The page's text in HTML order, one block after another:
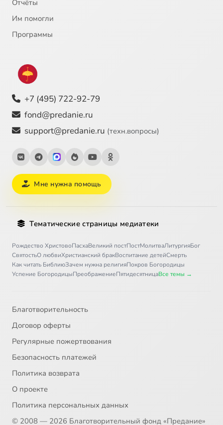
Отчёты
Им помогли
Программы
+7 (495) 722-92-79
fond@predanie.ru
support@predanie.ru (техн.вопросы)
Мне нужна помощь
Тематические страницы медиатеки
Рождество ХристовоПасхаВеликий постПостМолитваЛитургияБог
СвятостьО любвиХристианский бракВоспитание детейСмерть
Как читать БиблиюЗачем нужна религияПокров Богородицы
Успение БогородицыПреображениеПятидесятницаВсе темы →
Благотворительность
Договор оферты
Регулярные пожертвования
Безопасность платежей
Политика возврата
О проекте
Политика персональных данных
© 2008 — 2026 Благотворительный фонд «Предание»